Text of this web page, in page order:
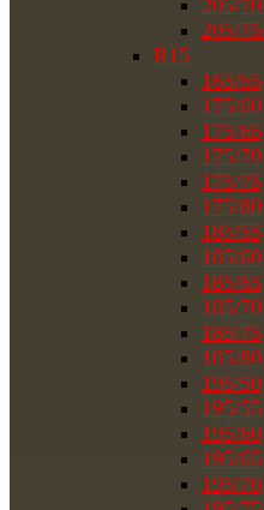
205/
205/
R15
165/65
175/60
175/65
175/70
175/75
175/80
185/55
185/60
185/65
185/70
185/75
185/80
195/50
195/55
195/60
195/65
195/70